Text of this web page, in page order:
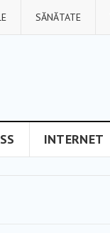
SĂNĂTATE
INTERNET